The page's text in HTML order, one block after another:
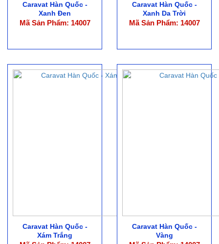
Caravat Hàn Quốc -
Xanh Đen
Mã Sản Phẩm: 14007
Caravat Hàn Quốc -
Xanh Da Trời
Mã Sản Phẩm: 14007
Caravat Hàn Quốc -
Xám Trắng
Caravat Hàn Quốc -
Vàng